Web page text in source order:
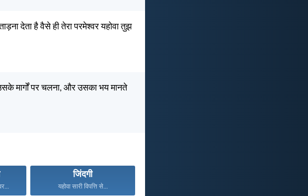
देता है वैसे ही तेरा परमेश्वर यहोवा तुझ
मार्गों पर चलना, और उसका भय मानते
जिंदगी
यहोवा सारी विपत्ति से...